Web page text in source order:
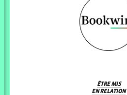
ÊTRE MIS
EN RELATION